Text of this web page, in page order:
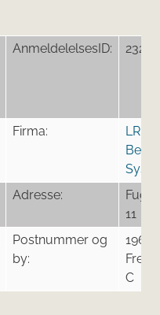
AnmeldelelsesID: 23255
Firma:
LR
Adresse:
11
Postnummer og
by:
1962
C